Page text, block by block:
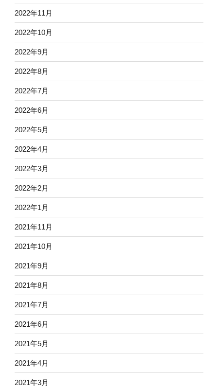
2022年11月
2022年10月
2022年9月
2022年8月
2022年7月
2022年6月
2022年5月
2022年4月
2022年3月
2022年2月
2022年1月
2021年11月
2021年10月
2021年9月
2021年8月
2021年7月
2021年6月
2021年5月
2021年4月
2021年3月